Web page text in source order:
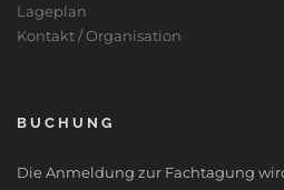
Lageplan
Kontakt / Organisation
BUCHUNG
Die Anmeldung zur Fachtagung